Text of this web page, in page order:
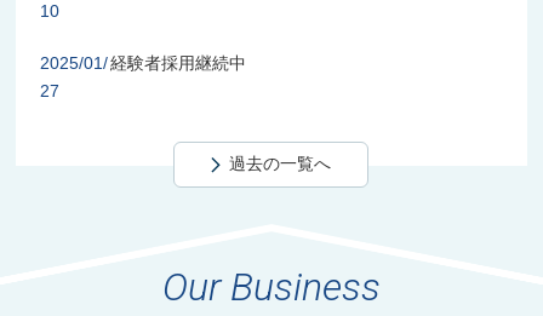
10
2025/01/
27
経験者採用継続中
過去の一覧へ
Our Business